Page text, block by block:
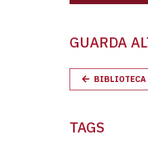
GUARDA
BIBLIOTECA
TAGS